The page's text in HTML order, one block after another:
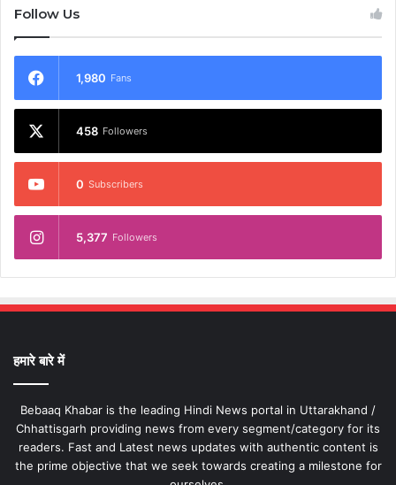
Follow Us
1,980 Fans
458 Followers
0 Subscribers
5,377 Followers
हमारे बारे में
Bebaaq Khabar is the leading Hindi News portal in Uttarakhand /
Chhattisgarh providing news from every segment/category for its
readers. Fast and Latest news updates with authentic content is
the prime objective that we seek towards creating a milestone for